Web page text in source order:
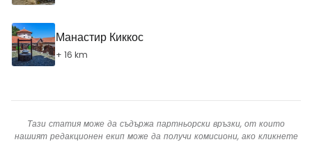
Манастир Киккос
+ 16 km
Тази статия може да съдържа партньорски връзки, от които
нашият редакционен екип може да получи комисиони, ако кликнете